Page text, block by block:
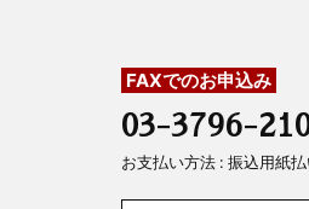
FAXでのお申込み
03-3796-
お支払い方法 : 振込用紙